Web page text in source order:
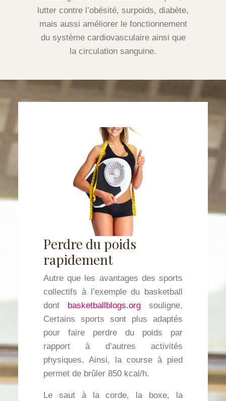
lutter contre l’obésité, surpoids, diabète,
mais aussi améliorer le fonctionnement
du système cardiovasculaire ainsi que
la circulation sanguine.
Perdre du poids
rapidement
Autre que les avantages des sports
collectifs à l’exemple du basketball
dont
basketballblogs.org souligne,
Certains sports sont plus adaptés
pour faire perdre du poids par
rapport à d’autres activités
physiques. Ainsi, la course à pied
permet de brûler 850 kcal/h.
Le saut à la corde, la boxe, la